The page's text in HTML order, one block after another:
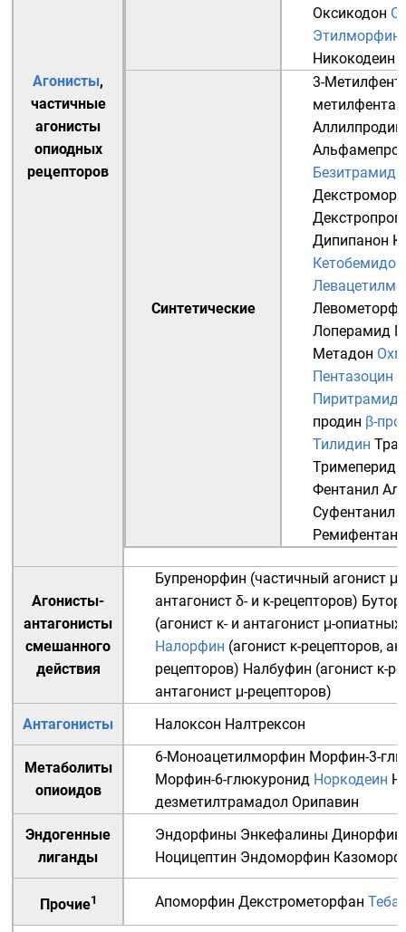
Агонисты,
частичные
агонисты
опиодных
рецепторов
Оксикодон
Этилморфин
Никокодеин
Синтетические
3-
Аллилпродин
Безитрамид
Дипипанон
Кетобемидон
Лоперамид
Метадон
Пентазоцин
Пиритрамид
продин β-
Тилидин
Фентанил
Суфентанил
Агонисты-
антагонисты
смешанного
действия
Бупренорфин (частичный агонист μ-
антагонист δ- и κ-рецепторов)
(агонист κ- и антагонист μ-
Налорфин (агонист κ-рецепторов,
рецепторов) Налбуфин (агонист κ-
антагонист μ-рецепторов)
Антагонисты
Налоксон Налтрексон
Метаболиты
опиоидов
6-Моноацетилморфин Морфин-3-
Морфин-6-глюкуронид Норкодеин
дезметилтрамадол Орипавин
Эндогенные
лиганды
Эндорфины Энкефалины
Ноцицептин Эндоморфин
Прочие1 Апоморфин Декстрометорфан